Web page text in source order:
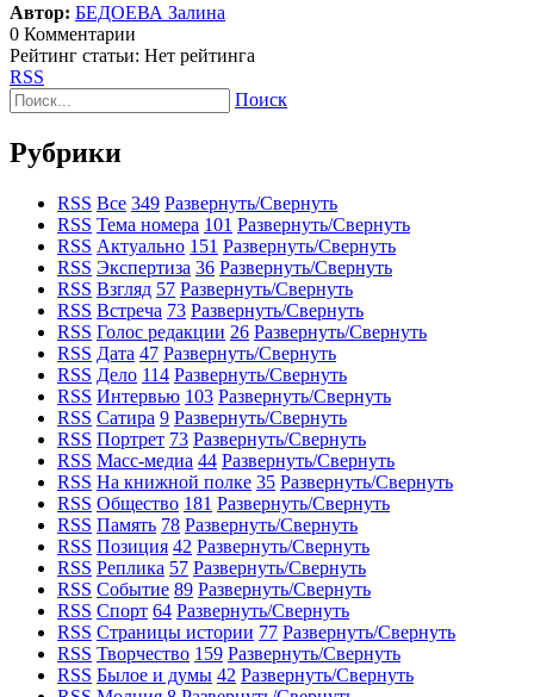
Автор: БЕДОЕВА Залина
0 Комментарии
Рейтинг статьи: Нет рейтинга
RSS
Поиск
Рубрики
RSS Все 349 Развернуть/Свернуть
RSS Тема номера 101 Развернуть/Свернуть
RSS Актуально 151 Развернуть/Свернуть
RSS Экспертиза 36 Развернуть/Свернуть
RSS Взгляд 57 Развернуть/Свернуть
RSS Встреча 73 Развернуть/Свернуть
RSS Голос редакции 26 Развернуть/Свернуть
RSS Дата 47 Развернуть/Свернуть
RSS Дело 114 Развернуть/Свернуть
RSS Интервью 103 Развернуть/Свернуть
RSS Сатира 9 Развернуть/Свернуть
RSS Портрет 73 Развернуть/Свернуть
RSS Масс-медиа 44 Развернуть/Свернуть
RSS На книжной полке 35 Развернуть/Свернуть
RSS Общество 181 Развернуть/Свернуть
RSS Память 78 Развернуть/Свернуть
RSS Позиция 42 Развернуть/Свернуть
RSS Реплика 57 Развернуть/Свернуть
RSS Событие 89 Развернуть/Свернуть
RSS Спорт 64 Развернуть/Свернуть
RSS Страницы истории 77 Развернуть/Свернуть
RSS Творчество 159 Развернуть/Свернуть
RSS Былое и думы 42 Развернуть/Свернуть